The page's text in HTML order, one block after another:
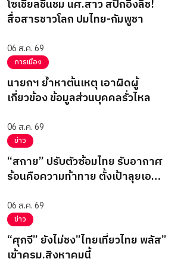
โซเชียลชื่นชม นศ.สาว สปีกอิงลิช!
สื่อสารชาวโลก ปมไทย-กัมพูชา
06 ส.ค. 69
การเมือง
นายกฯ ย้ำหาต้นเหตุ เอาผิดผู้
เกี่ยวข้อง ข้อมูลส่วนบุคคลรั่วไหล
06 ส.ค. 69
ข่าว
“สกาย” ปรับตัวซ้อมไทย รับอากาศ
ร้อนคือความท้าทาย ตั้งเป้าลุยเอ
06 ส.ค. 69
ข่าว
“ศุภจี” ยังไม่ชง”ไทยเที่ยวไทย พลัส”
เข้าครม.สิงหาคมนี้